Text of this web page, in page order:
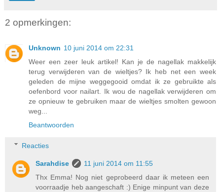
2 opmerkingen:
Unknown 10 juni 2014 om 22:31
Weer een zeer leuk artikel! Kan je de nagellak makkelijk
terug verwijderen van de wieltjes? Ik heb net een week
geleden de mijne weggegooid omdat ik ze gebruikte als
oefenbord voor nailart. Ik wou de nagellak verwijderen om
ze opnieuw te gebruiken maar de wieltjes smolten gewoon
weg...
Beantwoorden
Reacties
Sarahdise
11 juni 2014 om 11:55
Thx Emma! Nog niet geprobeerd daar ik meteen een
voorraadje heb aangeschaft :) Enige minpunt van deze